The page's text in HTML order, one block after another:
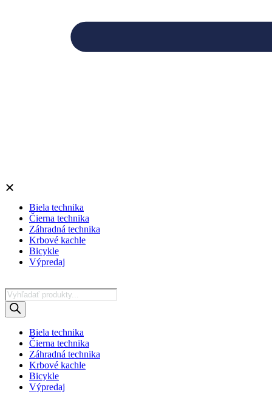
Biela technika
Čierna technika
Záhradná technika
Krbové kachle
Bicykle
Výpredaj
Products
search
Biela technika
Čierna technika
Záhradná technika
Krbové kachle
Bicykle
Výpredaj